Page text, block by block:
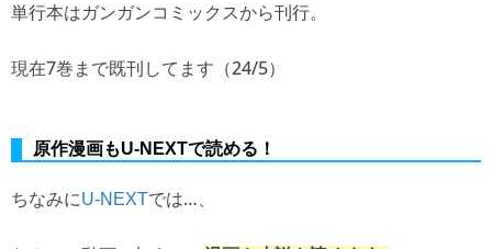
単行本はガンガンコミックスから刊行。
現在7巻まで既刊してます（24/5）
原作漫画もU-NEXTで読める！
ちなみにU-NEXTでは…、